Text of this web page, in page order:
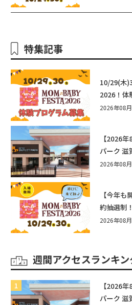
エリ守山
特集記事
10/29(木
2026！
ゃん向け
2026年08
【2026
パーク 滋
まとめ！
2026年08
【今年
約抽選制
☆入場無
2026年08
週間アクセスランキ
【2026
パーク 滋